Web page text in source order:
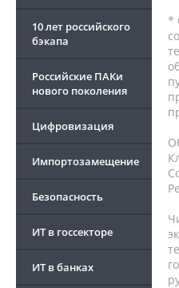
10 лет российского
бэкапа
Российские ПАКи
нового поколения
Цифровизация
Импортозамещение
Безопасность
ИТ в госсекторе
ИТ в банках
*